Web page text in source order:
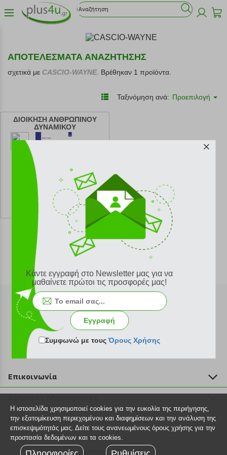
ΑΠΟΤΕΛΕΣΜΑΤΑ ΑΝΑΖΗΤΗΣΗΣ
σχετικά με CASCIO-WAYNE. Βρέθηκαν 1 προϊόντα.
Ταξινόμηση ανά: Προεπιλογή
ΔΙΟΙΚΗΣΗ ΑΝΘΡΩΠΙΝΟΥ
ΔΥΝΑΜΙΚΟΥ
κωδ. 108217831
56.70 €
Ελάχιστη 30 ημερών 63.00 €
Προτεινόμενη λιανική 63.00 €
Εγγραφή στο newsletter
Επικοινωνία
211 2000 700
info@plus4u.gr
Η εταιρία
Σημεία παραλαβής
Ευκαιρίες καριέρας
Βοήθεια
Εξέλιξη παραγγελίας
Τρόποι παραγγελίας
Κάντε εγγραφή στο Newsletter μας για να
μαθαίνετε πρώτοι τις προσφορές μας!
Εγγραφή
Συμφωνώ με τουςΌρους Χρήσης
Η ιστοσελίδα χρησιμοποιεί cookies για την ευκολία της περιήγησης,
την εξατομίκευση περιεχομένου και διαφημίσεων και την ανάλυση της
επισκεψιμότητάς μας. Δείτε τους ανανεωμένους όρους χρήσης για την
προστασία δεδομένων και τα cookies.